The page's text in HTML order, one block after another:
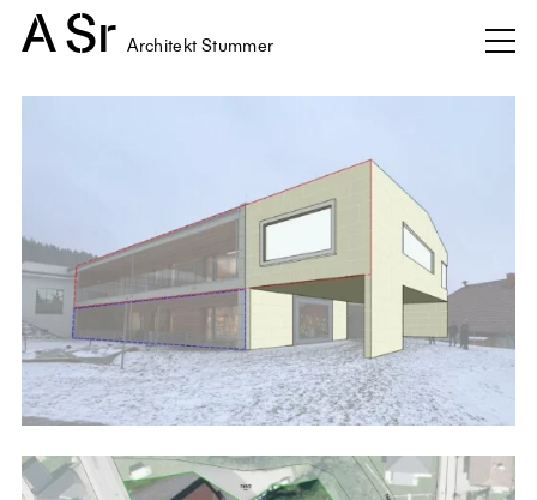
Architekt Stummer